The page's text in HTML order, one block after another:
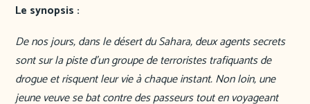
Le synopsis :
De nos jours, dans le désert du Sahara, deux agents secrets
sont sur la piste d’un groupe de terroristes trafiquants de
drogue et risquent leur vie à chaque instant. Non loin, une
jeune veuve se bat contre des passeurs tout en voyageant